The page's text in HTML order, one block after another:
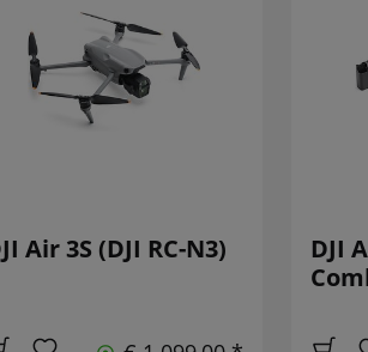
Air 3S (DJI RC-N3)
DJI